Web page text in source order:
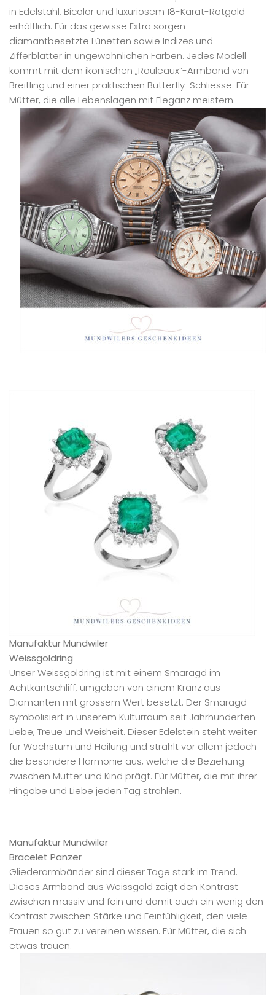
in Edelstahl, Bicolor und luxuriösem 18-Karat-Rotgold
erhältlich. Für das gewisse Extra sorgen
diamantbesetzte Lünetten sowie Indizes und
Zifferblätter in ungewöhnlichen Farben. Jedes Modell
kommt mit dem ikonischen „Rouleaux“-Armband von
Breitling und einer praktischen Butterfly-Schliesse. Für
Mütter, die alle Lebenslagen mit Eleganz meistern.
Manufaktur Mundwiler
Weissgoldring
Unser Weissgoldring ist mit einem Smaragd im
Achtkantschliff, umgeben von einem Kranz aus
Diamanten mit grossem Wert besetzt. Der Smaragd
symbolisiert in unserem Kulturraum seit Jahrhunderten
Liebe, Treue und Weisheit. Dieser Edelstein steht weiter
für Wachstum und Heilung und strahlt vor allem jedoch
die besondere Harmonie aus, welche die Beziehung
zwischen Mutter und Kind prägt. Für Mütter, die mit ihrer
Hingabe und Liebe jeden Tag strahlen.
Manufaktur Mundwiler
Bracelet Panzer
Gliederarmbänder sind dieser Tage stark im Trend.
Dieses Armband aus Weissgold zeigt den Kontrast
zwischen massiv und fein und damit auch ein wenig den
Kontrast zwischen Stärke und Feinfühligkeit, den viele
Frauen so gut zu vereinen wissen. Für Mütter, die sich
etwas trauen.